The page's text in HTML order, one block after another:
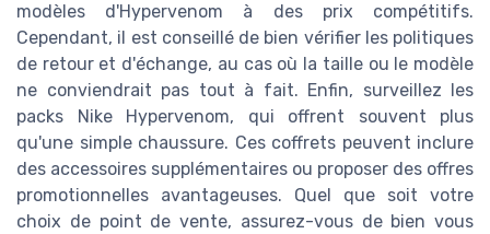
modèles d'Hypervenom à des prix compétitifs.
Cependant, il est conseillé de bien vérifier les politiques
de retour et d'échange, au cas où la taille ou le modèle
ne conviendrait pas tout à fait. Enfin, surveillez les
packs Nike Hypervenom, qui offrent souvent plus
qu'une simple chaussure. Ces coffrets peuvent inclure
des accessoires supplémentaires ou proposer des offres
promotionnelles avantageuses. Quel que soit votre
choix de point de vente, assurez-vous de bien vous